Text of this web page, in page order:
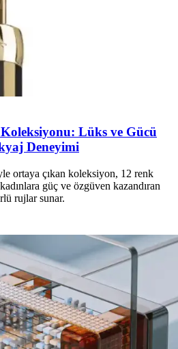
Lüks ve Gücü
Deneyimi
ortaya çıkan koleksiyon, 12 renk
güç ve özgüven kazandıran
rujlar sunar.